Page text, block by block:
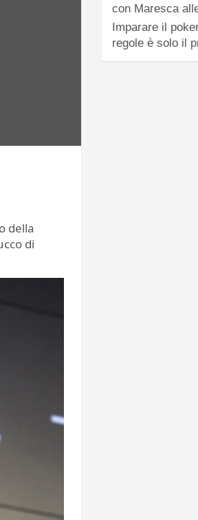
della
di
con Maresca
Imparare il
regole è solo il